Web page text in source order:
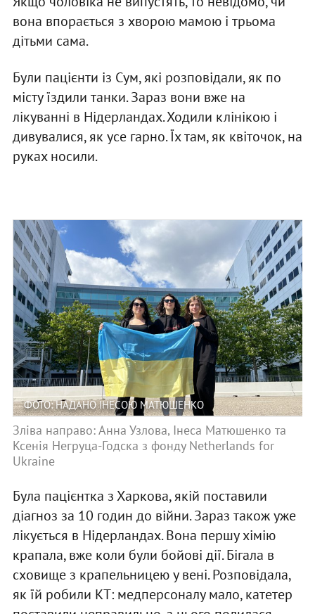
вона впорається з хворою мамою і трьома
дітьми сама.
Були пацієнти із Сум, які розповідали, як по
місту їздили танки. Зараз вони вже на
лікуванні в Нідерландах. Ходили клінікою і
дивувалися, як усе гарно. Їх там, як квіточок, на
руках носили.
ФОТО: НАДАНО ІНЕСОЮ МАТЮШЕНКО
Зліва направо: Анна Узлова, Інеса Матюшенко та
Ксенія Негруца-Годска з фонду Netherlands for
Ukraine
Була пацієнтка з Харкова, якій поставили
діагноз за 10 годин до війни. Зараз також уже
лікується в Нідерландах. Вона першу хімію
крапала, вже коли були бойові дії. Бігала в
сховище з крапельницею у вені. Розповідала,
як їй робили КТ: медперсоналу мало, катетер